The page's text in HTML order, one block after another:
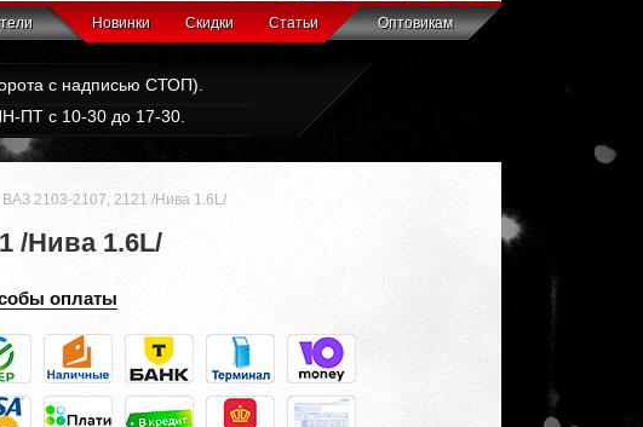
Новинки Скидки Статьи Оптовикам
с надписью СТОП).
ПТ с 10-30 до 17-30.
2103-2107, 2121 /Нива 1.6L/
/Нива 1.6L/
оплаты